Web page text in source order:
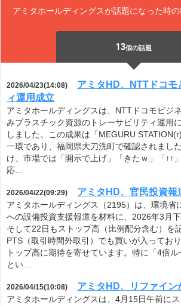
アミタホールディングスが話題になった時の
13個の話題
2026/04/23(14:08)
アミタHD、NTTドコモ
ィ運用成立
アミタホールディングスは、NTTドコモビジ
みプラスチック資源のトレーサビリティ運用
しました。この成果は「MEGURU
一環であり、福岡県大刀洗町で確認されまし
け、市場では「開示で上げ」「きたｗ」「↑↑
応…
2026/04/22(09:29) アミタHD、官民投資報
アミタホールディングス（2195）は、環境省
への設備投資支援報道を材料に、2026年3月下
そして22日もストップ高（比例配分含む）を
PTS（取引時間外取引）でも買いが入ってお
トップ高に期待を寄せています。特に「4倍ル
とい…
2026/04/15(10:08) アミタHD、リファイン
アミタホールディングスは、4月15日午前に